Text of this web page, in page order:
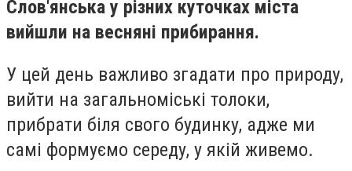
Слов'янська у різних куточках міста
вийшли на весняні прибирання.
У цей день важливо згадати про природу,
вийти на загальноміські толоки,
прибрати біля свого будинку, адже ми
самі формуємо середу, у якій живемо.